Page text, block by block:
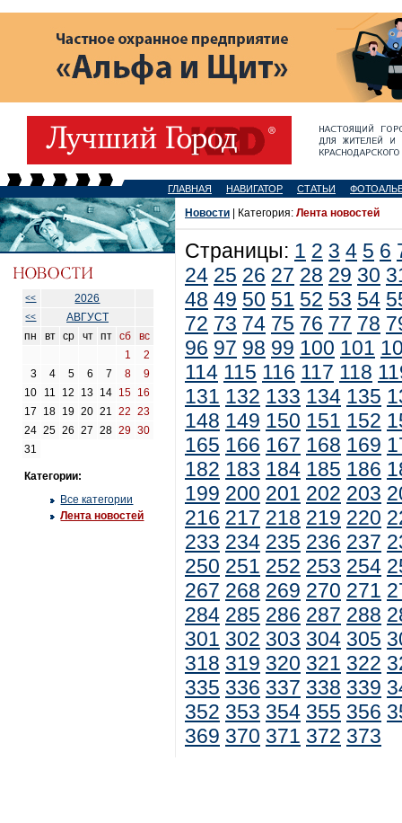
ГЛАВНАЯ НАВИГАТОР СТАТЬИ
<< 2026
<<
АВГУСТ
пн
вт ср чт пт сб
вс
1
2
3
4 5 6 7 8
9
10
11 12 13 14 15 16
17
18 19 20 21 22
23
24 25 26 27 28 29 30
31
Категории:
Все категории
Лента новостей
Новости | Категория: Лента новостей
Страницы: 1 2 3 4 5 6
24 25 26 27 28 29 30
48 49 50 51 52 53 54
72 73 74 75 76 77 78
96 97 98 99 100 101
114 115 116 117 118
131 132 133 134 135
148 149 150 151 152
165 166 167 168 169
182 183 184 185 186
199 200 201 202 203
216 217 218 219 220
233 234 235 236 237
250 251 252 253 254
267 268 269 270 271
284 285 286 287 288
301 302 303 304 305
318 319 320 321 322
335 336 337 338 339
352 353 354 355 356
369 370 371 372 373